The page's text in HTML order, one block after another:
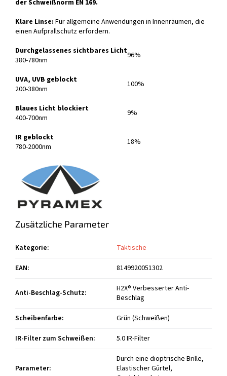
der Schweißnorm EN 169.
Klare Linse: Für allgemeine Anwendungen in Innenräumen, die
einen Aufprallschutz erfordern.
Durchgelassenes sichtbares Licht
380-780nm
96%
UVA, UVB geblockt
200-380nm
100%
Blaues Licht blockiert
400-700nm
9%
IR geblockt
780-2000nm
18%
Zusätzliche Parameter
Kategorie:
Taktische
EAN: 8149920051302
Anti-Beschlag-Schutz:
H2X® Verbesserter Anti-
Beschlag
Scheibenfarbe:
Grün (Schweißen)
IR-Filter zum Schweißen: 5.0 IR-Filter
Parameter:
Durch eine dioptrische Brille,
Elastischer Gürtel,